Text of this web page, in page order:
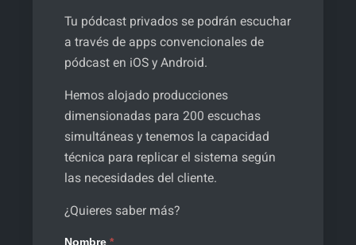
Tu pódcast privados se podrán escuchar
a través de apps convencionales de
pódcast en iOS y Android.
Hemos alojado producciones
dimensionadas para 200 escuchas
simultáneas y tenemos la capacidad
técnica para replicar el sistema según
las necesidades del cliente.
¿Quieres saber más?
Nombre*